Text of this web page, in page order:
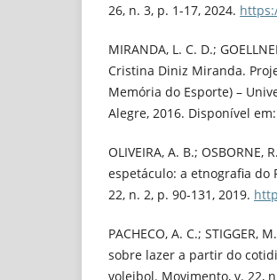
26, n. 3, p. 1-17, 2024.
MIRANDA, L. C. D.;
Cristina Diniz Miranda.
Memória do Esporte) –
Alegre, 2016. Disponível em:
OLIVEIRA, A. B.; OSBORNE,
espetáculo: a etnografia do
22, n. 2, p. 90-131, 2019.
PACHECO, A. C.; STIGGER,
sobre lazer a partir do
voleibol. Movimento, v. 22,